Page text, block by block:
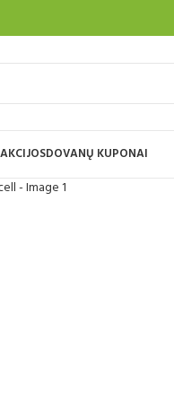
AKCIJOSDOVANŲ KUPONAI